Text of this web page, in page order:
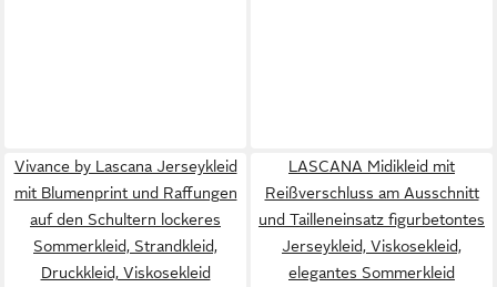
Vivance by Lascana Jerseykleid
mit Blumenprint und Raffungen
auf den Schultern lockeres
Sommerkleid, Strandkleid,
Druckkleid, Viskosekleid
LASCANA Midikleid mit
Reißverschluss am Ausschnitt
und Tailleneinsatz figurbetontes
Jerseykleid, Viskosekleid,
elegantes Sommerkleid